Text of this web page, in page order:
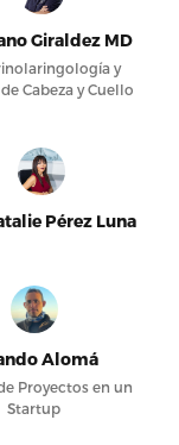
Giraldez MD
y
Cabeza y Cuello
Pérez Luna
Alomá
Proyectos en un
Startup